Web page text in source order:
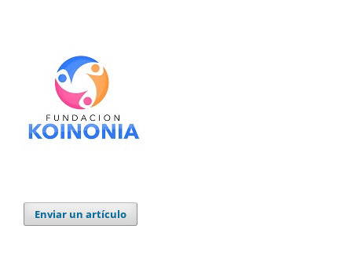
Enviar un artículo